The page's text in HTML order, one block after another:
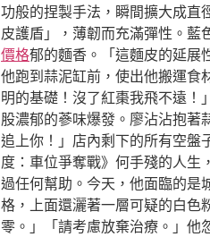
功般的捏製手法，瞬間擴大成直
皮護盾」，薄韌而充滿彈性。藍
價格郁的麵香。「這麵皮的延展
他跑到蒜泥缸前，使出他搬運食
明的基礎！沒了紅棗我飛不遠！
股濃郁的蔘味爆發。廖沾沾抱著
追上你！」店內剩下的所有空盤
度：車位爭奪戰》何手殘的人生
過任何幫助。今天，他面臨的是
格，上面還灑著一層可疑的白色
零。」「請考慮放棄治療。」他